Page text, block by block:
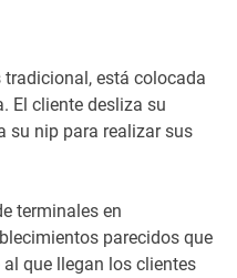
está colocada
El cliente desliza su
su nip para realizar sus
terminales en
parecidos que
que llegan los clientes